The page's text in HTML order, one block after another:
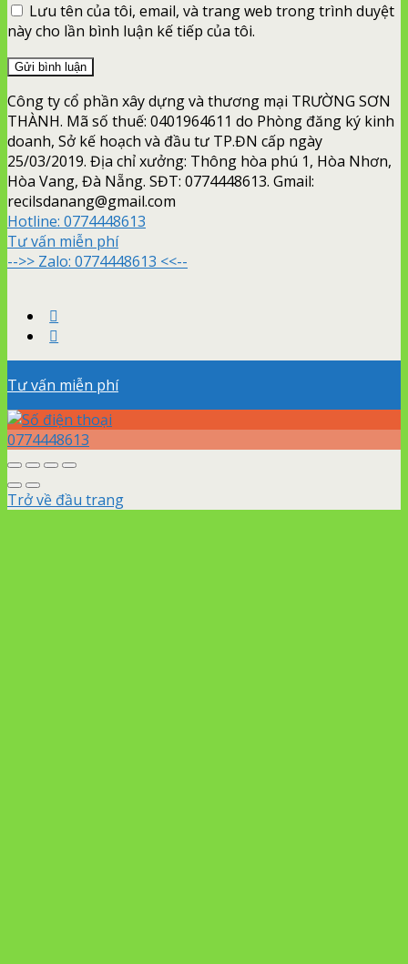
Lưu tên của tôi, email, và trang web trong trình duyệt
này cho lần bình luận kế tiếp của tôi.
Công ty cổ phần xây dựng và thương mại TRƯỜNG SƠN
THÀNH. Mã số thuế: 0401964611 do Phòng đăng ký kinh
doanh, Sở kế hoạch và đầu tư TP.ĐN cấp ngày
25/03/2019. Địa chỉ xưởng: Thông hòa phú 1, Hòa Nhơn,
Hòa Vang, Đà Nẵng. SĐT: 0774448613. Gmail:
recilsdanang@gmail.com
Hotline: 0774448613
Tư vấn miễn phí
-->> Zalo: 0774448613 <<--
Tư vấn miễn phí
0774448613
Trở về đầu trang